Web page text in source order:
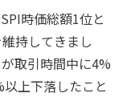
時価総額1位と
持してきまし
取引時間中に4%
上下落したこと